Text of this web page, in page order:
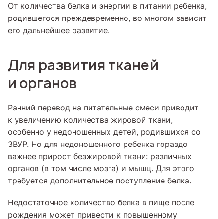
От количества белка и энергии в питании ребенка,
родившегося преждевременно, во многом зависит
его дальнейшее развитие.
Для развития тканей
и органов
Ранний перевод на питательные смеси приводит
к увеличению количества жировой ткани,
особенно у недоношенных детей, родившихся со
ЗВУР. Но для недоношенного ребенка гораздо
важнее прирост безжировой ткани: различных
органов (в том числе мозга) и мышц. Для этого
требуется дополнительное поступление белка.
Недостаточное количество белка в пище после
рождения может привести к повышенному